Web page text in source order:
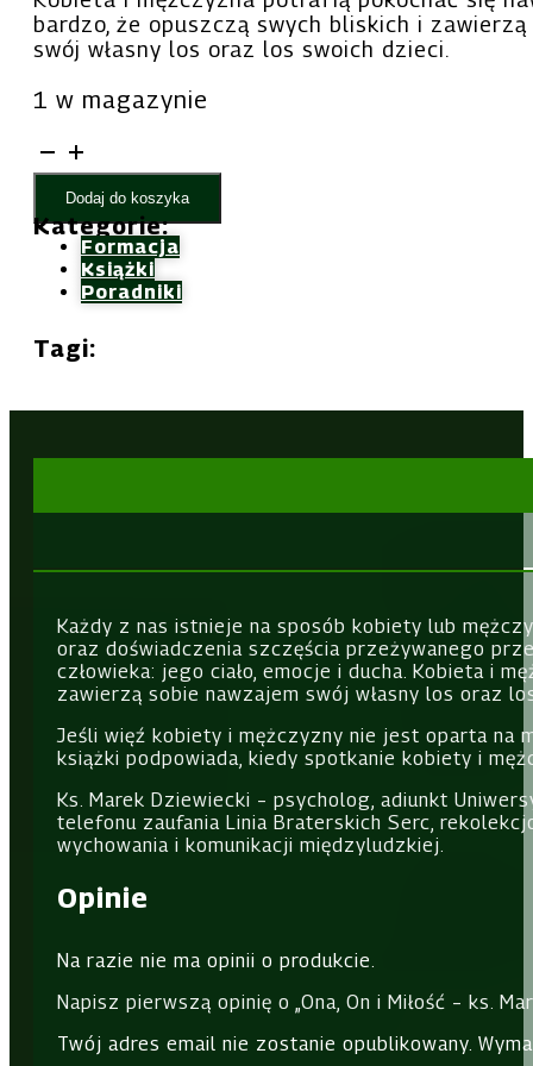
23,00 zł. 20,70 zł.
bardzo, że opuszczą swych bliskich i
swój własny los oraz los swoich dzieci.
1 w magazynie
ilość
Ona,
i
Miłość
Marek
Dodaj do koszyka
Kategorie:
Formacja
Książki
Poradniki
Tagi:
Każdy z nas istnieje na sposób kobiety lub
oraz doświadczenia szczęścia przeżywanego
człowieka: jego ciało, emocje i ducha. Kobieta i
zawierzą sobie nawzajem swój własny los oraz
Jeśli więź kobiety i mężczyzny nie jest oparta na
książki podpowiada, kiedy spotkanie kobiety i
Ks. Marek Dziewiecki – psycholog, adiunkt
telefonu zaufania Linia Braterskich Serc,
wychowania i komunikacji międzyludzkiej.
Opinie
Na razie nie ma opinii o produkcie.
Napisz pierwszą opinię o „Ona, On i Miłość – ks.
Twój adres email nie zostanie opublikowany.